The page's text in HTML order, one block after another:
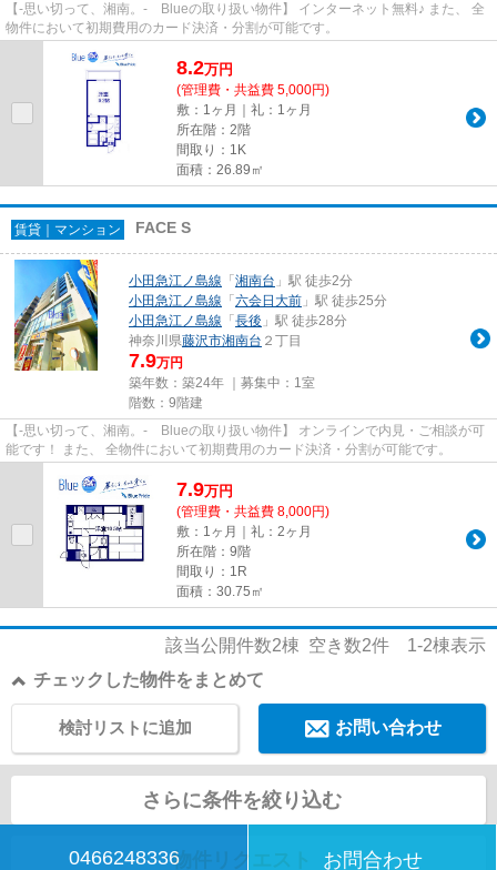
【-思い切って、湘南。- Blueの取り扱い物件】 インターネット無料♪ また、 全
物件において初期費用のカード決済・分割が可能です。
8.2万円
(管理費・共益費 5,000円)
敷：1ヶ月｜礼：1ヶ月
所在階：2階
間取り：1K
面積：26.89㎡
賃貸｜マンション FACE S
小田急江ノ島線 「 湘南台 」駅 徒歩2分
小田急江ノ島線 「 六会日大前 」駅 徒歩25分
小田急江ノ島線 「 長後 」駅 徒歩28分
神奈川県藤沢市湘南台 ２丁目
7.9万円
築年数：築24年 ｜募集中： 1室
階数：9階建
【-思い切って、湘南。- Blueの取り扱い物件】 オンラインで内見・ご相談が可
能です！ また、 全物件において初期費用のカード決済・分割が可能です。
7.9万円
(管理費・共益費 8,000円)
敷：1ヶ月｜礼：2ヶ月
所在階：9階
間取り：1R
面積：30.75㎡
該当公開件数2棟 空き数2件 1-2棟表示
チェックした物件をまとめて
お問い合わせ
検討リストに追加
さらに条件を絞り込む
物件リクエスト
0466248336 お問合わせ